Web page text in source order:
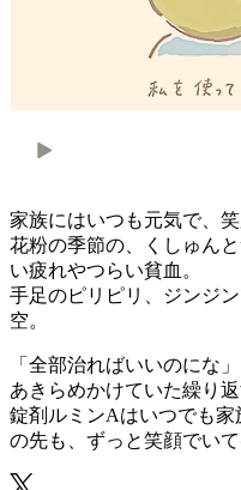
家族にはいつも元気で、笑
花粉の季節の、くしゅん
い疲れやつらい貧血。
手足のピリピリ、ジンジ
空。
「全部治ればいいのにな」
あきらめかけていた繰り
錠剤ルミンAはいつでも家
の先も、ずっと笑顔でいて